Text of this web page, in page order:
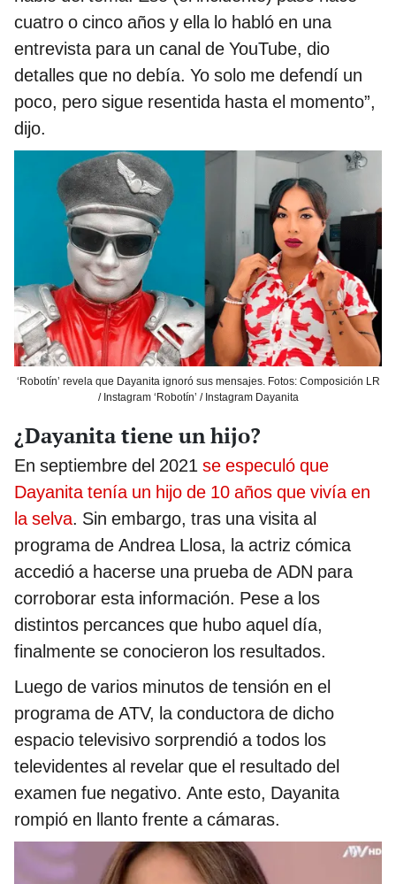
cuatro o cinco años y ella lo habló en una
entrevista para un canal de YouTube, dio
detalles que no debía. Yo solo me defendí un
poco, pero sigue resentida hasta el momento”,
dijo.
‘Robotín’ revela que Dayanita ignoró sus mensajes. Fotos: Composición LR
/ Instagram ‘Robotín’ / Instagram Dayanita
¿Dayanita tiene un hijo?
En septiembre del 2021 se especuló que
Dayanita tenía un hijo de 10 años que vivía en
la selva. Sin embargo, tras una visita al
programa de Andrea Llosa, la actriz cómica
accedió a hacerse una prueba de ADN para
corroborar esta información. Pese a los
distintos percances que hubo aquel día,
finalmente se conocieron los resultados.
Luego de varios minutos de tensión en el
programa de ATV, la conductora de dicho
espacio televisivo sorprendió a todos los
televidentes al revelar que el resultado del
examen fue negativo. Ante esto, Dayanita
rompió en llanto frente a cámaras.